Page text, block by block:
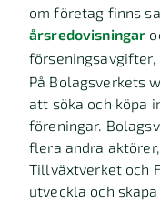
om företag finns
årsredovisningar
förseningsavgifter,
På Bolagsverkets
att söka och köpa
föreningar.
flera andra
Tillväxtverket och
utveckla och